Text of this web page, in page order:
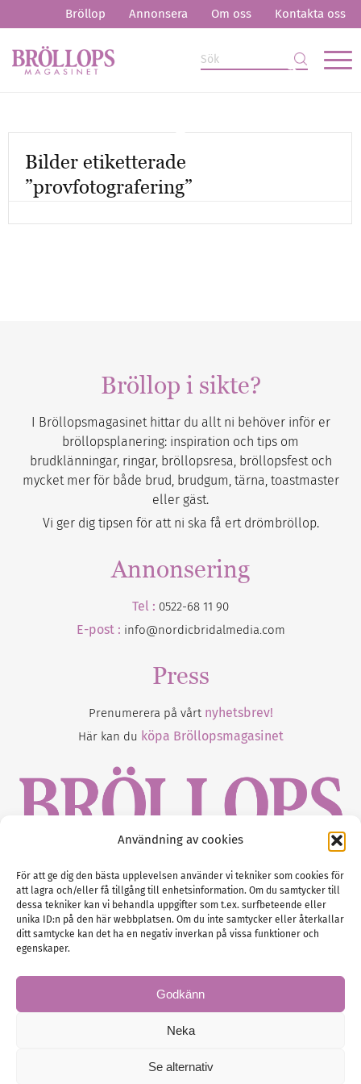
Användning av cookies
För att ge dig den bästa upplevelsen använder vi tekniker som cookies för
att lagra och/eller få tillgång till enhetsinformation. Om du samtycker till
dessa tekniker kan vi behandla uppgifter som t.ex. surfbeteende eller
unika ID:n på den här webbplatsen. Om du inte samtycker eller återkallar
ditt samtycke kan det ha en negativ inverkan på vissa funktioner och
egenskaper.
Godkänn
Neka
Se alternativ
Bröllop Annonsera Om oss Kontakta oss
Bilder etiketterade
”provfotografering”
Bröllop i sikte?
I Bröllopsmagasinet hittar du allt ni behöver inför er
bröllopsplanering: inspiration och tips om
brudklänningar, ringar, bröllopsresa, bröllopsfest och
mycket mer för både brud, brudgum, tärna, toastmaster
eller gäst.
Vi ger dig tipsen för att ni ska få ert drömbröllop.
Annonsering
Tel : 0522-68 11 90
E-post : info@nordicbridalmedia.com
Press
Prenumerera på vårt nyhetsbrev!
Här kan du köpa Bröllopsmagasinet
Gustaf Mattssons väg 2, 451 50 Uddevalla
Tel :0522-68 11 90
E-post:info@nordicbridalmedia.com